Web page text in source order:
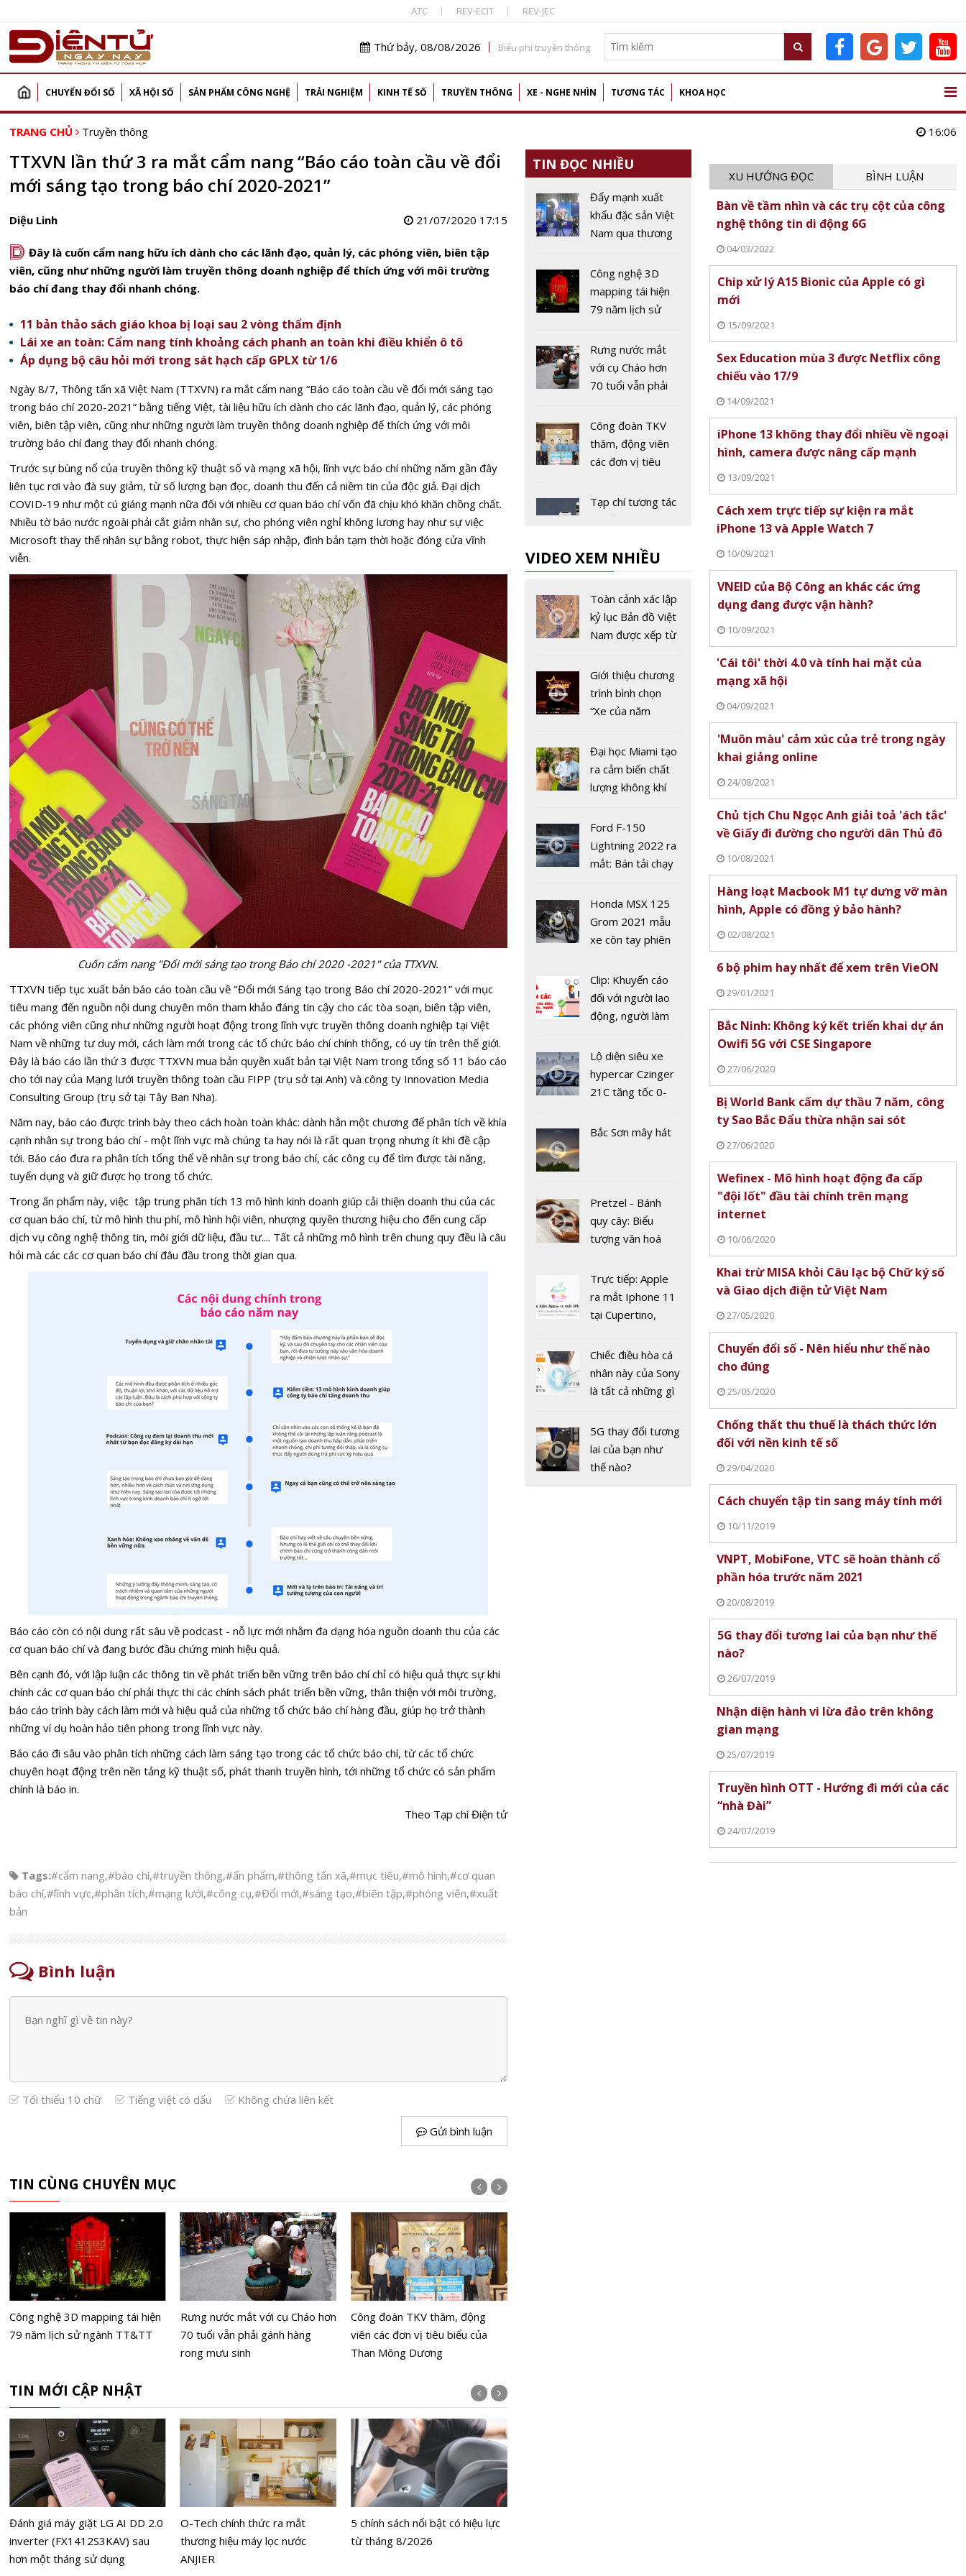
ATC REV-ECIT REV-JEC
Thứ bảy, 08/08/2026 Biểu phí truyền thông
CHUYỂN ĐỔI SỐ XÃ HỘI SỐ SẢN PHẨM CÔNG NGHỆ TRẢI NGHIỆM KINH TẾ SỐ TRUYỀN THÔNG XE - NGHE NHÌN TƯƠNG TÁC KHOA HỌC
TRANG CHỦ Truyền thông 16:06
TTXVN lần thứ 3 ra mắt cẩm nang “Báo cáo toàn cầu về đổi
mới sáng tạo trong báo chí 2020-2021”
Diệu Linh 21/07/2020 17:15
D Đây là cuốn cẩm nang hữu ích dành cho các lãnh đạo, quản lý, các phóng viên, biên tập
viên, cũng như những người làm truyền thông doanh nghiệp để thích ứng với môi trường
báo chí đang thay đổi nhanh chóng.
11 bản thảo sách giáo khoa bị loại sau 2 vòng thẩm định
Lái xe an toàn: Cẩm nang tính khoảng cách phanh an toàn khi điều khiển ô tô
Áp dụng bộ câu hỏi mới trong sát hạch cấp GPLX từ 1/6
Ngày 8/7, Thông tấn xã Việt Nam (TTXVN) ra mắt cẩm nang “Báo cáo toàn cầu về đổi mới sáng tạo
trong báo chí 2020-2021” bằng tiếng Việt, tài liệu hữu ích dành cho các lãnh đạo, quản lý, các phóng
viên, biên tập viên, cũng như những người làm truyền thông doanh nghiệp để thích ứng với môi
trường báo chí đang thay đổi nhanh chóng.
Trước sự bùng nổ của truyền thông kỹ thuật số và mạng xã hội, lĩnh vực báo chí những năm gần đây
liên tục rơi vào đà suy giảm, từ số lượng bạn đọc, doanh thu đến cả niềm tin của độc giả. Đại dịch
COVID-19 như một cú giáng mạnh nữa đối với nhiều cơ quan báo chí vốn đã chịu khó khăn chồng chất.
Nhiều tờ báo nước ngoài phải cắt giảm nhân sự, cho phóng viên nghỉ không lương hay như sự việc
Microsoft thay thế nhân sự bằng robot, thực hiện sáp nhập, đình bản tạm thời hoặc đóng cửa vĩnh
viễn.
Cuốn cẩm nang "Đổi mới sáng tạo trong Báo chí 2020 -2021" của TTXVN.
TTXVN tiếp tục xuất bản báo cáo toàn cầu về "Đổi mới Sáng tạo trong Báo chí 2020-2021” với mục
tiêu mang đến nguồn nội dung chuyên môn tham khảo đáng tin cậy cho các tòa soạn, biên tập viên,
các phóng viên cũng như những người hoạt động trong lĩnh vực truyền thông doanh nghiệp tại Việt
Nam về những tư duy mới, cách làm mới trong các tổ chức báo chí chính thống, có uy tín trên thế giới.
Đây là báo cáo lần thứ 3 được TTXVN mua bản quyền xuất bản tại Việt Nam trong tổng số 11 báo cáo
cho tới nay của Mạng lưới truyền thông toàn cầu FIPP (trụ sở tại Anh) và công ty Innovation Media
Consulting Group (trụ sở tại Tây Ban Nha).
Năm nay, báo cáo được trình bày theo cách hoàn toàn khác: dành hẳn một chương để phân tích về khía
cạnh nhân sự trong báo chí - một lĩnh vực mà chúng ta hay nói là rất quan trọng nhưng ít khi đề cập
tới. Báo cáo đưa ra phân tích tổng thể về nhân sự trong báo chí, các công cụ để tìm được tài năng,
tuyển dụng và giữ được họ trong tổ chức.
Trong ấn phẩm này, việc tập trung phân tích 13 mô hình kinh doanh giúp cải thiện doanh thu của các
cơ quan báo chí, từ mô hình thu phí, mô hình hội viên, nhượng quyền thương hiệu cho đến cung cấp
dịch vụ công nghệ thông tin, môi giới dữ liệu, đầu tư.... Tất cả những mô hình trên chung quy đều là câu
hỏi mà các các cơ quan báo chí đâu đầu trong thời gian qua.
Báo cáo còn có nội dung rất sâu về podcast - nỗ lực mới nhằm đa dạng hóa nguồn doanh thu của các
cơ quan báo chí và đang bước đầu chứng minh hiệu quả.
Bên cạnh đó, với lập luận các thông tin về phát triển bền vững trên báo chí chỉ có hiệu quả thực sự khi
chính các cơ quan báo chí phải thực thi các chính sách phát triển bền vững, thân thiện với môi trường,
báo cáo trình bày cách làm mới và hiệu quả của những tổ chức báo chí hàng đầu, giúp họ trở thành
những ví dụ hoàn hảo tiên phong trong lĩnh vực này.
Báo cáo đi sâu vào phân tích những cách làm sáng tạo trong các tổ chức báo chí, từ các tổ chức
chuyên hoạt động trên nền tảng kỹ thuật số, phát thanh truyền hình, tới những tổ chức có sản phẩm
chính là báo in.
Theo Tạp chí Điện tử
Tags:#cẩm nang,#báo chí,#truyền thông,#ấn phẩm,#thông tấn xã,#mục tiêu,#mô hình,#cơ quan
báo chí,#lĩnh vực,#phân tích,#mạng lưới,#công cụ,#Đổi mới,#sáng tạo,#biên tập,#phóng viên,#xuất
bản
Bình luận
Tối thiểu 10 chữ Tiếng việt có dấu Không chứa liên kết
Gửi bình luận
TIN CÙNG CHUYÊN MỤC
Công nghệ 3D mapping tái hiện
79 năm lịch sử ngành TT&TT
Rưng nước mắt với cụ Cháo hơn
70 tuổi vẫn phải gánh hàng
rong mưu sinh
Công đoàn TKV thăm, động
viên các đơn vị tiêu biểu của
Than Mông Dương
TIN MỚI CẬP NHẬT
Đánh giá máy giặt LG AI DD 2.0
inverter (FX1412S3KAV) sau
hơn một tháng sử dụng
O-Tech chính thức ra mắt
thương hiệu máy lọc nước
ANJIER
5 chính sách nổi bật có hiệu lực
từ tháng 8/2026
TIN ĐỌC NHIỀU
Đẩy mạnh xuất
khẩu đặc sản Việt
Nam qua thương
và thách thức
Công nghệ 3D
mapping tái hiện
79 năm lịch sử
Rưng nước mắt
với cụ Cháo hơn
70 tuổi vẫn phải
mưu sinh
Công đoàn TKV
thăm, động viên
các đơn vị tiêu
Mông Dương
Tạp chí tương tác
ý tưởng hay trong
số
mạnh chờ đón
Facebook và
Google nếu không
với truyền thông
Australia
Tin giả trong kỷ
nguyên số cần có
thù kiểm soát,
kiểm chứng
quốc viết về
VIDEO XEM NHIỀU
Toàn cảnh xác lập
kỷ lục Bản đồ Việt
Nam được xếp từ
năm 2022
Giới thiệu chương
trình bình chọn
“Xe của năm
Đại học Miami tạo
ra cảm biến chất
lượng không khí
19
Ford F-150
Lightning 2022 ra
mắt: Bán tải chạy
chưa đến 40 nghìn
USD
Honda MSX 125
Grom 2021 mẫu
xe côn tay phiên
Clip: Khuyến cáo
đối với người lao
động, người làm
hàng tại khu dịch
vụ trong dịch
Covid-19
Lộ diện siêu xe
hypercar Czinger
21C tăng tốc 0-
2 giây
Bắc Sơn mây hát
Pretzel - Bánh
quy cây: Biểu
tượng văn hoá
tranh cãi về nguồn
gốc
Trực tiếp: Apple
ra mắt Iphone 11
tại Cupertino,
Chiếc điều hòa cá
nhân này của Sony
là tất cả những gì
sót qua mùa hè
nóng nực
5G thay đổi tương
lai của bạn như
thế nào?
XU HƯỚNG ĐỌC BÌNH LUẬN
Bàn về tầm nhìn và các trụ cột của công
nghệ thông tin di động 6G
04/03/2022
Chip xử lý A15 Bionic của Apple có gì
mới
15/09/2021
Sex Education mùa 3 được Netflix công
chiếu vào 17/9
14/09/2021
iPhone 13 không thay đổi nhiều về ngoại
hình, camera được nâng cấp mạnh
13/09/2021
Cách xem trực tiếp sự kiện ra mắt
iPhone 13 và Apple Watch 7
10/09/2021
VNEID của Bộ Công an khác các ứng
dụng đang được vận hành?
10/09/2021
'Cái tôi' thời 4.0 và tính hai mặt của
mạng xã hội
04/09/2021
'Muôn màu' cảm xúc của trẻ trong ngày
khai giảng online
24/08/2021
Chủ tịch Chu Ngọc Anh giải toả 'ách tắc'
về Giấy đi đường cho người dân Thủ đô
10/08/2021
Hàng loạt Macbook M1 tự dưng vỡ màn
hình, Apple có đồng ý bảo hành?
02/08/2021
6 bộ phim hay nhất để xem trên VieON
29/01/2021
Bắc Ninh: Không ký kết triển khai dự án
Owifi 5G với CSE Singapore
27/06/2020
Bị World Bank cấm dự thầu 7 năm, công
ty Sao Bắc Đẩu thừa nhận sai sót
27/06/2020
Wefinex - Mô hình hoạt động đa cấp
"đội lốt" đầu tài chính trên mạng
internet
10/06/2020
Khai trừ MISA khỏi Câu lạc bộ Chữ ký số
và Giao dịch điện tử Việt Nam
27/05/2020
Chuyển đổi số - Nên hiểu như thế nào
cho đúng
25/05/2020
Chống thất thu thuế là thách thức lớn
đối với nền kinh tế số
29/04/2020
Cách chuyển tập tin sang máy tính mới
10/11/2019
VNPT, MobiFone, VTC sẽ hoàn thành cổ
phần hóa trước năm 2021
20/08/2019
5G thay đổi tương lai của bạn như thế
nào?
26/07/2019
Nhận diện hành vi lừa đảo trên không
gian mạng
25/07/2019
Truyền hình OTT - Hướng đi mới của các
“nhà Đài”
24/07/2019